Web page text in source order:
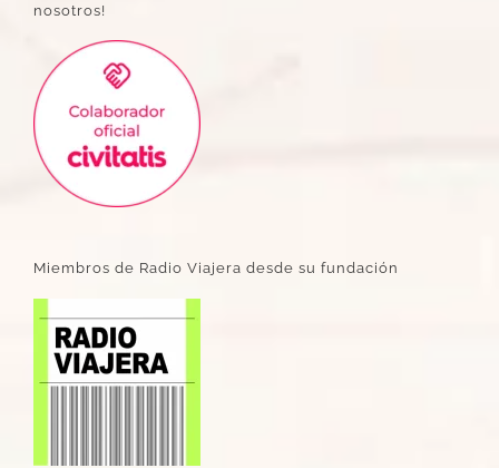
nosotros!
Miembros de Radio Viajera desde su fundación